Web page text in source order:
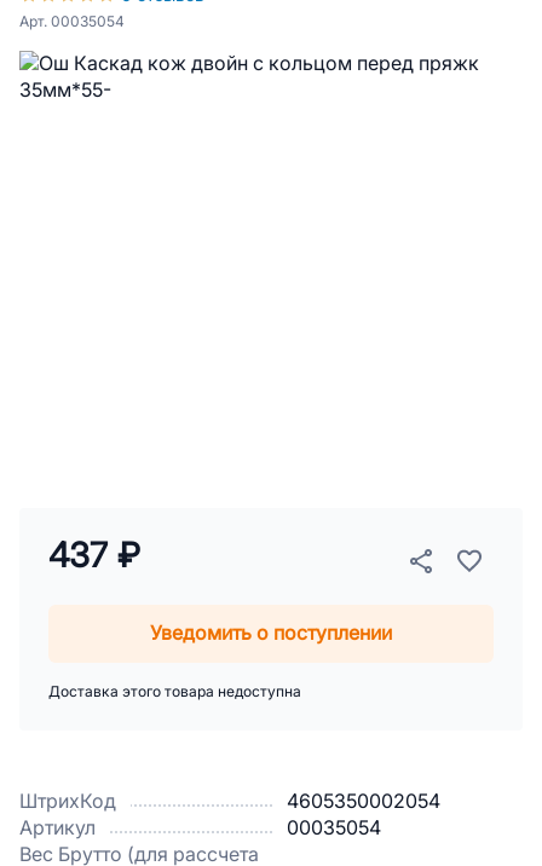
Арт. 00035054
ШтрихКод
4605350002054
Артикул
00035054
Вес Брутто (для рассчета
437 ₽
Уведомить о поступлении
Доставка этого товара недоступна